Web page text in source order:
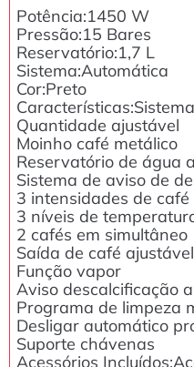
Potência:1450 W
Pressão:15 Bares
Reservatório:1,7 L
Sistema:Automática
Cor:Preto
Quantidade ajustável
Moinho café metálico
Reservatório de água
Sistema de aviso de
3 intensidades de
3 níveis de
2 cafés em simultâneo
Saída de café
Função vapor
Aviso descalcificação
Programa de limpeza
Desligar automático
Suporte chávenas
Acessórios